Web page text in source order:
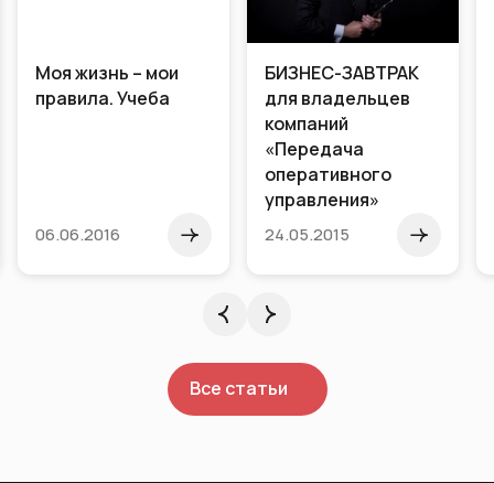
БИЗНЕС-ЗАВТРАК
для владельцев
24.05.2015
Самая черная
пятница
24.11.2017
Все статьи